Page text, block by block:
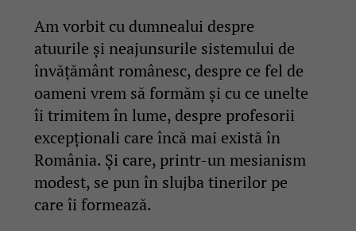
Am vorbit cu dumnealui despre
atuurile și neajunsurile sistemului de
învățământ românesc, despre ce fel de
oameni vrem să formăm și cu ce unelte
îi trimitem în lume, despre profesorii
excepționali care încă mai există în
România. Și care, printr-un mesianism
modest, se pun în slujba tinerilor pe
care îi formează.